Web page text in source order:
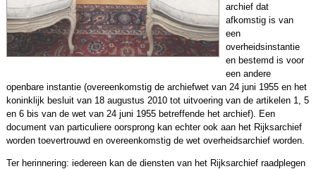
archief dat
afkomstig is van
een
overheidsinstantie
en bestemd is voor
een andere
openbare instantie (overeenkomstig de archiefwet van 24 juni 1955 en het
koninklijk besluit van 18 augustus 2010 tot uitvoering van de artikelen 1, 5
en 6 bis van de wet van 24 juni 1955 betreffende het archief). Een
document van particuliere oorsprong kan echter ook aan het Rijksarchief
worden toevertrouwd en overeenkomstig de wet overheidsarchief worden.
Ter herinnering: iedereen kan de diensten van het Rijksarchief raadplegen